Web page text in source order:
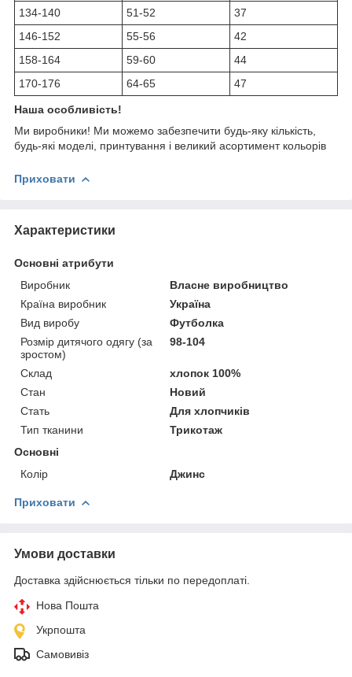
134-140 51-52
37
146-152
55-56
42
158-164
59-60
44
170-176
64-65 47
Наша особливість!
Ми виробники! Ми можемо забезпечити будь-яку кількість,
будь-які моделі, принтування і великий асортимент кольорів
Приховати
Характеристики
Основні атрибути
Виробник
Власне виробництво
Країна виробник
Україна
Вид виробу
Футболка
Розмір дитячого одягу (за
зростом)
98-104
Склад
хлопок 100%
Стан
Новий
Стать
Для хлопчиків
Тип тканини
Трикотаж
Основні
Колір
Джинс
Приховати
Умови доставки
Доставка здійснюється тільки по передоплаті.
Нова Пошта
Укрпошта
Самовивіз